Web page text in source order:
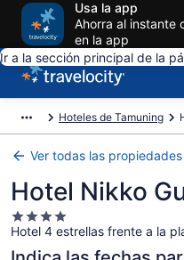
Usa la app
Ahorra al instante
en la app
Ir a la sección principal de la
Hoteles de Tamuning
Ver todas las propiedades
Hotel Nikko
Propiedad
de
4.0
Hotel 4 estrellas frente a la